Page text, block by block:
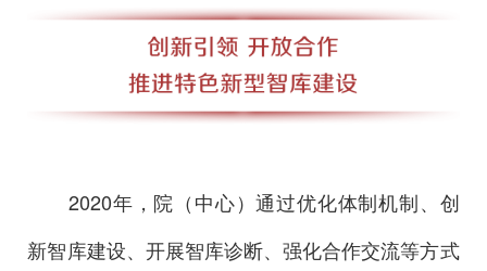
2020年，院（中心）通过优化体制机制、创
新智库建设、开展智库诊断、强化合作交流等方式